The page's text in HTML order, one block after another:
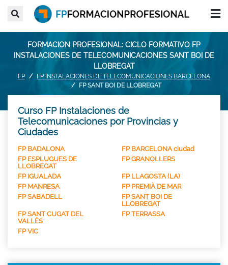
FORMACION PROFESIONAL: CICLO FORMATIVO FP
INSTALACIONES DE TELECOMUNICACIONES SANT BOI DE
LLOBREGAT
FP
FP INSTALACIONES DE TELECOMUNICACIONES BARCELONA
FP SANT BOI DE LLOBREGAT
Curso FP Instalaciones de
Telecomunicaciones por Provincias y
Ciudades
FP BADALONA
FP BARCELONA ciudad
FP ESPLUGUES DE
LLOBREGAT
FP GRANOLLERS
FP IGUALADA
FP LLAGOSTA (LA)
FP MANRESA
FP PREMIÀ DE MAR
FP SABADELL
FP SANT BOI DE
LLOBREGAT
FP SANT CUGAT DEL
VALLÈS
FP TERRASSA
FP VIC